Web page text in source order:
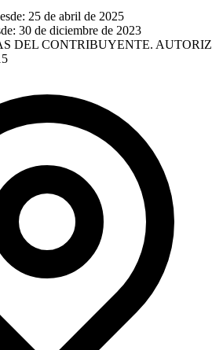
25 de abril de 2025
30 de diciembre de 2023
DEL CONTRIBUYENTE. AUTORIZ